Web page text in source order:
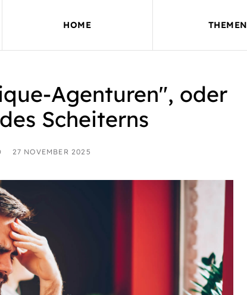
HOME THEMEN
Agenturen", oder
Scheiterns
27 NOVEMBER 2025